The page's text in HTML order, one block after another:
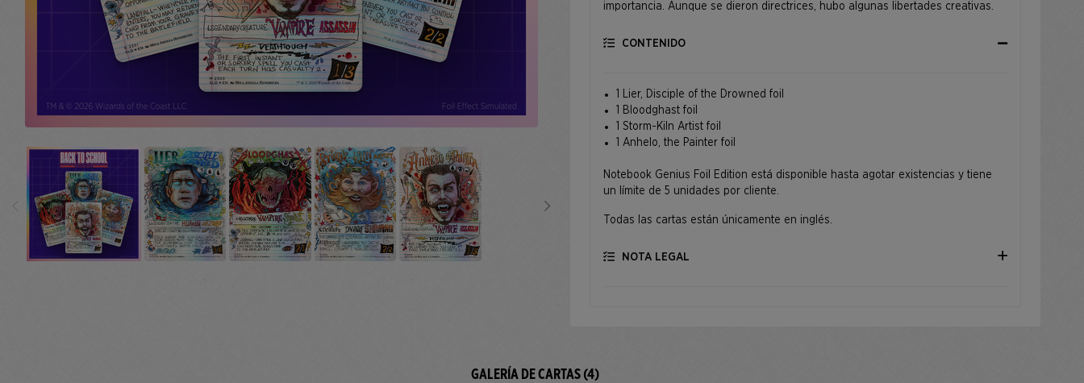
importancia. Aunque se dieron directrices, hubo algunas libertades creativas.
CONTENIDO
1 Lier, Disciple of the Drowned foil
1 Bloodghast foil
1 Storm-Kiln Artist foil
1 Anhelo, the Painter foil
Notebook Genius Foil Edition está disponible hasta agotar existencias y tiene
un límite de 5 unidades por cliente.
Todas las cartas están únicamente en inglés.
NOTA LEGAL
GALERÍA DE CARTAS (4)